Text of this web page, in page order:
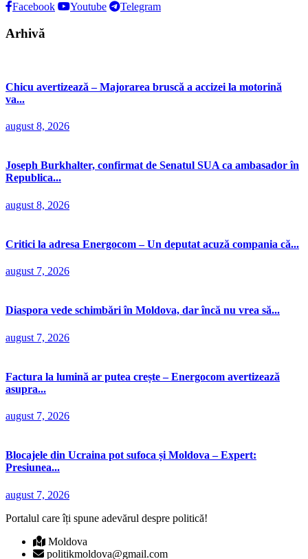
Facebook Youtube Telegram
Arhivă
Chicu avertizează – Majorarea bruscă a accizei la motorină
va...
august 8, 2026
Joseph Burkhalter, confirmat de Senatul SUA ca ambasador în
Republica...
august 8, 2026
Critici la adresa Energocom – Un deputat acuză compania că...
august 7, 2026
Diaspora vede schimbări în Moldova, dar încă nu vrea să...
august 7, 2026
Factura la lumină ar putea crește – Energocom avertizează
asupra...
august 7, 2026
Blocajele din Ucraina pot sufoca și Moldova – Expert:
Presiunea...
august 7, 2026
Portalul care îți spune adevărul despre politică!
Moldova
politikmoldova@gmail.com